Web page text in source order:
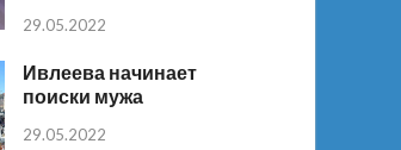
29.05.2022
Ивлеева начинает
поиски мужа
29.05.2022